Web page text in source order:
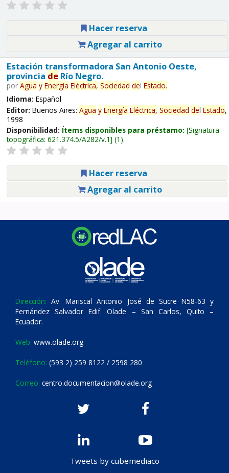
Hacer reserva
Agregar al carrito
Estación transformadora San Antonio Oeste,
provincia deRío Negro.
por Agua y Energía Eléctrica, Sociedad del Estado.
Idioma: Español
Editor: Buenos Aires: Agua y Energía Eléctrica, Sociedad del Estado,
1998
Disponibilidad: Ítems disponibles para préstamo: Signatura
topográfica: 621.374.5/A282/v.1 (1).
Hacer reserva
Agregar al carrito
Dirección: Av. Mariscal Antonio José de Sucre N58-63 y
Fernández Salvador Edif. Olade – San Carlos, Quito –
Ecuador.
Web: www.olade.org
Teléfono: (593 2) 259 8122 / 2598 280
Correo: centro.documentacion@olade.org
Tweets by cubemediaco